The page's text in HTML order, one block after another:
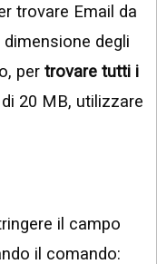
trovare Email da
degli
per trovare tutti i
di 20 MB, utilizzare
il campo
il comando: